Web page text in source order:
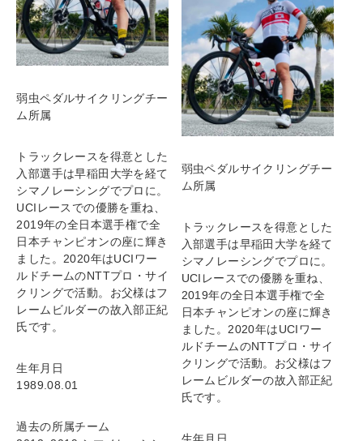
弱虫ペダルサイクリングチー
ム 所属
トラックレースを得意とした
入部選手は早稲田大学を経て
シマノレーシングでプロに。
UCIレースでの優勝を重ね、
2019年の全日本選手権で全
日本チャンピオンの座に輝き
ました。2020年はUCIワー
ルドチームのNTTプロ・サイ
クリングで活動。お父様はフ
レームビルダーの故入部正紀
氏です。
生年月日
1989.08.01
過去の所属チーム
弱虫ペダルサイクリングチー
ム所属
トラックレースを得意とした
入部選手は早稲田大学を経て
シマノレーシングでプロに。
UCIレースでの優勝を重ね、
2019年の全日本選手権で全
日本チャンピオンの座に輝き
ました。2020年はUCIワー
ルドチームのNTTプロ・サイ
クリングで活動。お父様はフ
レームビルダーの故入部正紀
氏です。